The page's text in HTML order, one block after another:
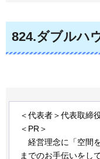
824.ダブルハ
＜代表者＞代表取締
＜PR＞
経営理念に「空間
までのお手伝いをし